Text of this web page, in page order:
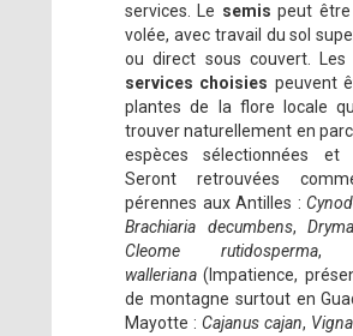
services. Le semis peut
volée, avec travail du sol
ou direct sous couvert. Les
services choisies peuvent
plantes de la flore locale
trouver naturellement en
espèces sélectionnées et
Seront retrouvées
pérennes aux Antilles :
Brachiaria decumbens,
Cleome rutidosperma,
walleriana (Impatience,
de montagne surtout en
Mayotte :Cajanus cajan,